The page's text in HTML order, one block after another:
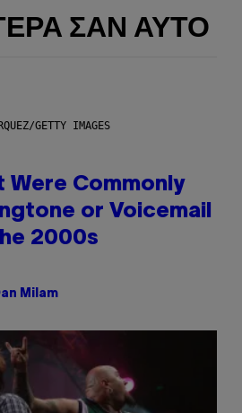
ΣΑΝ ΑΥΤΌ
GETTY IMAGES
Were Commonly
or Voicemail
2000s
Milam